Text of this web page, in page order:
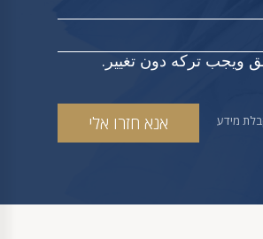
מידע
ويجب تركه دون تغيير.